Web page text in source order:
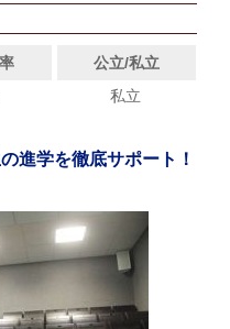
公立/私立
私立
進学を徹底サポート！